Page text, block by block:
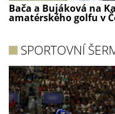
Bača a Bujáková na
amatérského golfu v
SPORTOVNÍ